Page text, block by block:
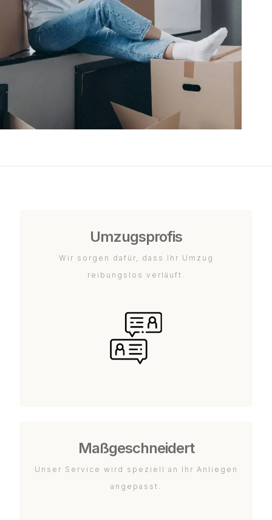
Umzugsprofis
Wir sorgen dafür, dass Ihr Umzug
reibungslos verläuft.
Maßgeschneidert
Unser Service wird speziell an Ihr Anliegen
angepasst.